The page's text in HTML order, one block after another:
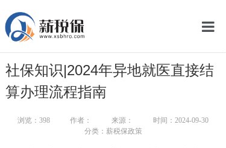
网
社保知识|2024年异地就医直接结
算办理流程指南
浏览： 398 作者： 来源：
时间：2024-09-30
分类：薪税保政策